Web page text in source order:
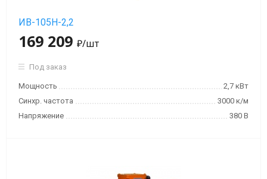
ИВ-105Н-2,2
169 209 ₽/шт
Под заказ
Мощность
2,7 кВт
Синхр. частота
3000 к/м
Напряжение
380 В